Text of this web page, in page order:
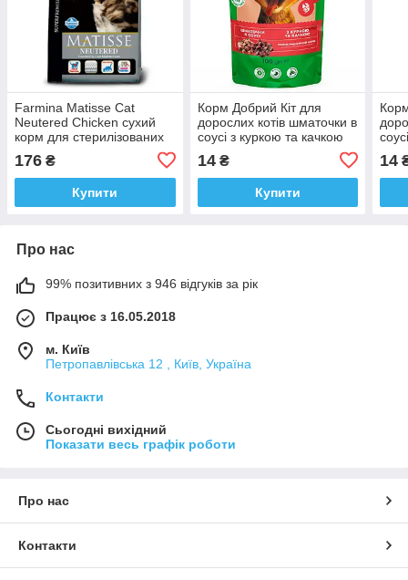
Farmina Matisse Cat
Neutered Chicken сухий
корм для стерилізованих
176 ₴
Купити
Корм Добрий Кіт для
дорослих котів шматочки в
соусі з куркою та качкою
14₴
Купити
14
Про нас
99% позитивних з 946 відгуків за рік
Працює з 16.05.2018
м. Київ
Петропавлівська 12 , Київ, Україна
Контакти
Сьогодні вихідний
Показати весь графік роботи
Про нас
Контакти